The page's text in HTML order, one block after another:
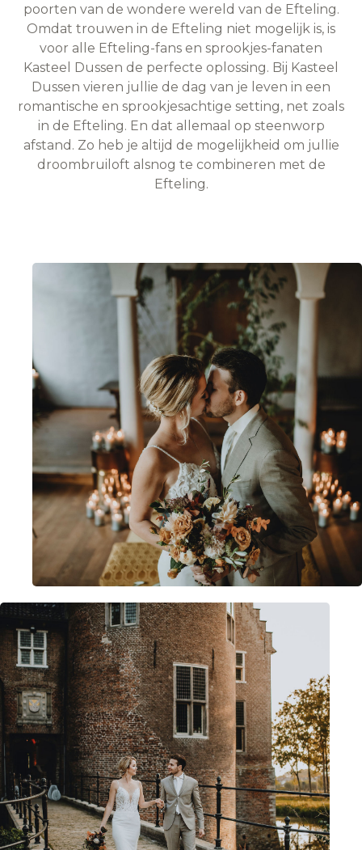
poorten van de wondere wereld van de Efteling.
Omdat trouwen in de Efteling niet mogelijk is, is
voor alle Efteling-fans en sprookjes-fanaten
Kasteel Dussen de perfecte oplossing. Bij Kasteel
Dussen vieren jullie de dag van je leven in een
romantische en sprookjesachtige setting, net zoals
in de Efteling. En dat allemaal op steenworp
afstand. Zo heb je altijd de mogelijkheid om jullie
droombruiloft alsnog te combineren met de
Efteling.